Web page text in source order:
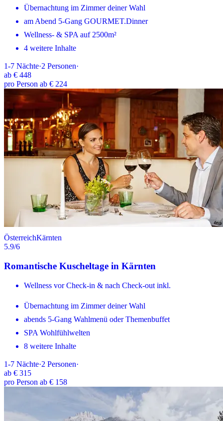
Übernachtung im Zimmer deiner Wahl
am Abend 5-Gang GOURMET.Dinner
Wellness- & SPA auf 2500m²
4 weitere Inhalte
1-7 Nächte·2 Personen·
ab € 448
pro Person ab € 224
ÖsterreichKärnten
5.9/6
Romantische Kuscheltage in Kärnten
Wellness vor Check-in & nach Check-out inkl.
Übernachtung im Zimmer deiner Wahl
abends 5-Gang Wahlmenü oder Themenbuffet
SPA Wohlfühlwelten
8 weitere Inhalte
1-7 Nächte·2 Personen·
ab € 315
pro Person ab € 158